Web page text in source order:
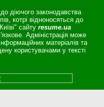
діючого законодавства
котрі відноносяться до
сайту resume.ua
Адміністрація може
матеріалів та
користувачами у тексті